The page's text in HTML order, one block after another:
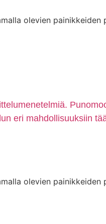
olevien painikkeiden
eri mahdollisuuksiin
olevien painikkeiden